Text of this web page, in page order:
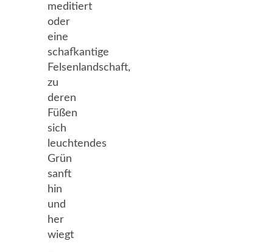
meditiert
oder
eine
schafkantige
Felsenlandschaft,
zu
deren
Füßen
sich
leuchtendes
Grün
sanft
hin
und
her
wiegt